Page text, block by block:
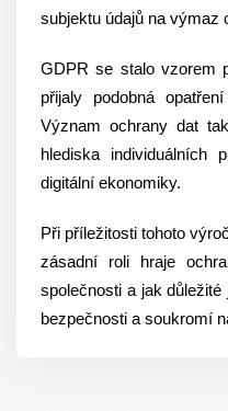
subjektu údajů na výmaz
GDPR se stalo vzorem
přijaly podobná
Význam ochrany dat
hlediska
digitální ekonomiky.
Při příležitosti tohoto
zásadní roli hraje
společnosti a jak
bezpečnosti a soukromí